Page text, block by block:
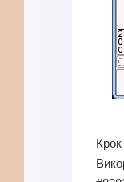
Крок